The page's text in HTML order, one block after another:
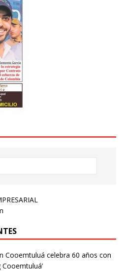
Cooemtuluá celebra 60 años con
Cooemtuluá’